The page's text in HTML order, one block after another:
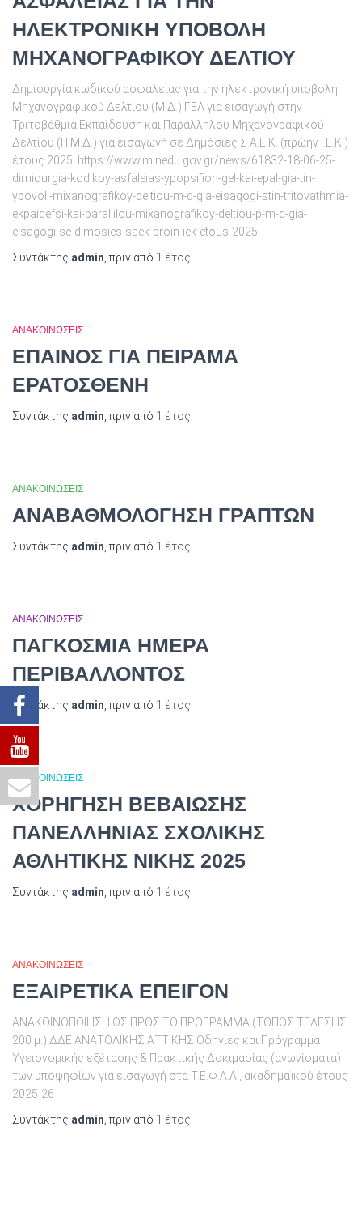
ΗΛΕΚΤΡΟΝΙΚΗ ΥΠΟΒΟΛΗ
ΜΗΧΑΝΟΓΡΑΦΙΚΟΥ ΔΕΛΤΙΟΥ
Δημιουργία κωδικού ασφαλείας για την ηλεκτρονική υποβολή
Μηχανογραφικού Δελτίου (Μ.Δ.) ΓΕΛ για εισαγωγή στην
Τριτοβάθμια Εκπαίδευση και Παράλληλου Μηχανογραφικού
Δελτίου (Π.Μ.Δ.) για εισαγωγή σε Δημόσιες Σ.Α.Ε.Κ. (πρώην Ι.Ε.Κ.)
έτους 2025. https://www.minedu.gov.gr/news/61832-18-06-25-
dimiourgia-kodikoy-asfaleias-ypopsifion-gel-kai-epal-gia-tin-
ypovoli-mixanografikoy-deltiou-m-d-gia-eisagogi-stin-tritovathmia-
ekpaidefsi-kai-parallilou-mixanografikoy-deltiou-p-m-d-gia-
eisagogi-se-dimosies-saek-proin-iek-etous-2025
Συντάκτης admin, πριν από 1 έτος
ΑΝΑΚΟΙΝΩΣΕΙΣ
ΕΠΑΙΝΟΣ ΓΙΑ ΠΕΙΡΑΜΑ
ΕΡΑΤΟΣΘΕΝΗ
Συντάκτης admin, πριν από 1 έτος
ΑΝΑΚΟΙΝΩΣΕΙΣ
ΑΝΑΒΑΘΜΟΛΟΓΗΣΗ ΓΡΑΠΤΩΝ
Συντάκτης admin, πριν από 1 έτος
ΑΝΑΚΟΙΝΩΣΕΙΣ
ΠΑΓΚΟΣΜΙΑ ΗΜΕΡΑ
ΠΕΡΙΒΑΛΛΟΝΤΟΣ
Συντάκτης admin, πριν από 1 έτος
ΑΝΑΚΟΙΝΩΣΕΙΣ
ΧΟΡΗΓΗΣΗ ΒΕΒΑΙΩΣΗΣ
ΠΑΝΕΛΛΗΝΙΑΣ ΣΧΟΛΙΚΗΣ
ΑΘΛΗΤΙΚΗΣ ΝΙΚΗΣ 2025
Συντάκτης admin, πριν από 1 έτος
ΑΝΑΚΟΙΝΩΣΕΙΣ
ΕΞΑΙΡΕΤΙΚΑ ΕΠΕΙΓΟΝ
ΑΝΑΚΟΙΝΟΠΟΙΗΣΗ ΩΣ ΠΡΟΣ ΤΟ ΠΡΟΓΡΑΜΜΑ (ΤΟΠΟΣ ΤΕΛΕΣΗΣ
200 μ.) ΔΔΕ ΑΝΑΤΟΛΙΚΗΣ ΑΤΤΙΚΗΣ Οδηγίες και Πρόγραμμα
Υγειονομικής εξέτασης & Πρακτικής Δοκιμασίας (αγωνίσματα)
των υποψηφίων για εισαγωγή στα Τ.Ε.Φ.Α.Α., ακαδημαϊκού έτους
2025-26
Συντάκτης admin, πριν από 1 έτος